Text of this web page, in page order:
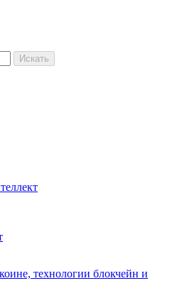
технологии блокчейн и